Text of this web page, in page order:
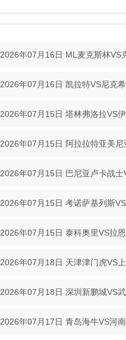
2026年07月16日 ML麦克斯林VS
2026年07月16日 凯拉特VS尼克
2026年07月15日 塔林弗洛拉VS
2026年07月15日 阿拉拉特亚美
2026年07月15日 巴尼亚卢卡战
场录像【高清回放】
2026年07月15日 考诺萨基列斯
2026年07月15日 泰科奥里VS拉
2026年07月18日 天津津门虎VS
2026年07月18日 深圳新鹏城VS
2026年07月17日 青岛海牛VS河